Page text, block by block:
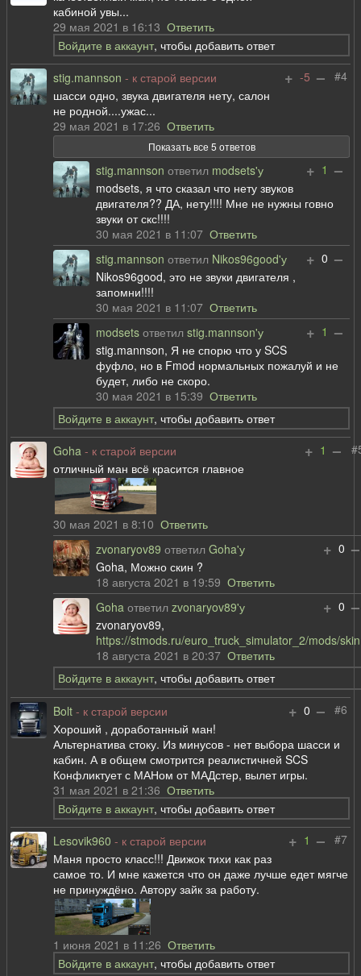
кабиной увы...
29 мая 2021 в 16:13Ответить
Войдите в аккаунт, чтобы добавить ответ
#4
+ -5 –
stig.mannson - к старой версии
шасси одно, звука двигателя нету, салон
не родной....ужас...
29 мая 2021 в 17:26Ответить
Показать все 5 ответов
+ 1 –
stig.mannson ответил modsets'у
modsets, я что сказал что нету звуков
двигателя?? ДА, нету!!!! Мне не нужны говно
звуки от скс!!!!
30 мая 2021 в 11:07Ответить
+ 0 –
stig.mannson ответил Nikos96good'у
Nikos96good, это не звуки двигателя ,
запомни!!!!
30 мая 2021 в 11:07Ответить
+ 1 –
modsets ответилstig.mannson'у
stig.mannson, Я не спорю что у SCS
фуфло, но в Fmod нормальных пожалуй и не
будет, либо не скоро.
30 мая 2021 в 15:39Ответить
Войдите в аккаунт, чтобы добавить ответ
+ 1 –
Goha - к старой версии
отличный ман всё красится главное
30 мая 2021 в 8:10Ответить
+ 0 –
zvonaryov89 ответилGoha'у
Goha, Можно скин ?
18 августа 2021 в 19:59Ответить
+ 0 –
Goha ответилzvonaryov89'у
zvonaryov89,
https://stmods.ru/euro_truck_simulator_2/mods/
18 августа 2021 в 20:37Ответить
Войдите в аккаунт, чтобы добавить ответ
#6
+ 0 –
Bolt - к старой версии
Хороший , доработанный ман!
Альтернатива стоку. Из минусов - нет выбора шасси и
кабин. А в общем смотрится реалистичней SCS
Конфликтует с МАНом от МАДстер, вылет игры.
31 мая 2021 в 21:36Ответить
Войдите в аккаунт, чтобы добавить ответ
#7
+ 1 –
Lesovik960 - к старой версии
Маня просто класс!!! Движок тихи как раз
самое то. И мне кажется что он даже лучше едет мягче
не принуждёно. Автору зайк за работу.
1 июня 2021 в 11:26Ответить
Войдите в аккаунт, чтобы добавить ответ